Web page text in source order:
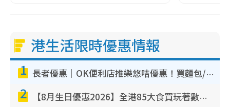
港生活限時優惠情報
1 長者優惠｜OK便利店推樂悠咭優惠！買麵包/牛奶/保健品拍卡即減
2 【8月生日優惠2026】全港85大食買玩著數攻略 自助餐/火鍋放題同行免費＋誠品/DONKI送現金券